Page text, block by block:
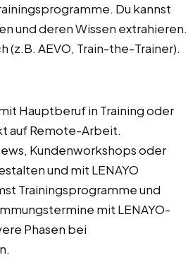
Du kannst
und deren Wissen extrahieren.
AEVO, Train-the-Trainer).
Hauptberuf in Training oder
auf Remote-Arbeit.
Kundenworkshops oder
und mit LENAYO
Trainingsprogramme und
mit LENAYO-
Phasen bei